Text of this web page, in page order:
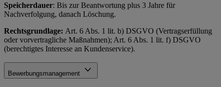
Speicherdauer: Bis zur Beantwortung plus 3 Jahre für
Nachverfolgung, danach Löschung.
Rechtsgrundlage: Art. 6 Abs. 1 lit. b) DSGVO (Vertragserfüllung
oder vorvertragliche Maßnahmen); Art. 6 Abs. 1 lit. f) DSGVO
(berechtigtes Interesse an Kundenservice).
Bewerbungsmanagement